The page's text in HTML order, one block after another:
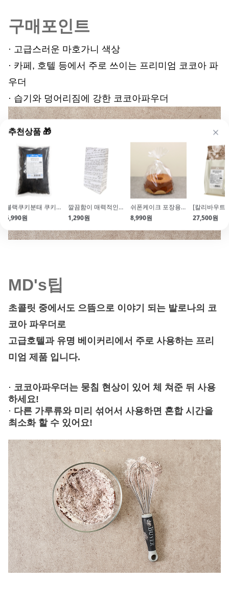
추천상품 🎁
블랙쿠키분태 쿠키크런치 500g
5,990원
깔끔함이 매력적인 페이퍼백(불문백색\/10매)
1,290원
쉬폰케이크 포장용비닐 (170*400\/100매\/2호)
8,990원
27,500원
구매포인트
· 고급스러운 마호가니 색상
· 카페, 호텔 등에서 주로 쓰이는 프리미엄 코코아 파
우더
· 습기와 덩어리짐에 강한 코코아파우더
MD's팁
초콜릿 중에서도 으뜸으로 이야기 되는 발로나의 코
코아 파우더로
고급호텔과 유명 베이커리에서 주로 사용하는 프리
미엄 제품 입니다.
· 코코아파우더는 뭉침 현상이 있어 체 쳐준 뒤 사용
하세요!
· 다른 가루류와 미리 섞어서 사용하면 혼합 시간을
최소화 할 수 있어요!